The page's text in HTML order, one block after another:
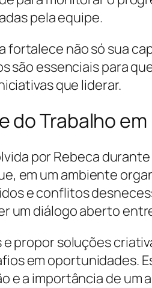
pela equipe.
não só sua
são essenciais para
que liderar.
do Trabalho em
por Rebeca
em um ambiente
e conflitos
um diálogo aberto
propor soluções
em oportunidades.
e a importância de